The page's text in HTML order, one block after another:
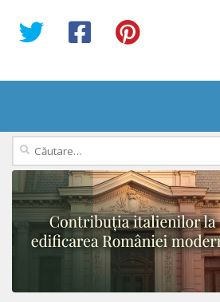
Caută
după: